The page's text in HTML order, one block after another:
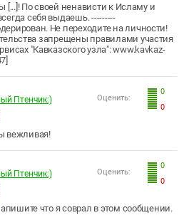
[...]! По своей ненависти к Исламу и
себя выдаешь. ---------
Не переходите на личности!
запрещены правилами участия
"Кавказского узла": www.kavkaz-
0
0
Оценить:
Птенчик:)
вежливая!
0
0
Оценить:
Птенчик:)
что я соврал в этом сообщении.